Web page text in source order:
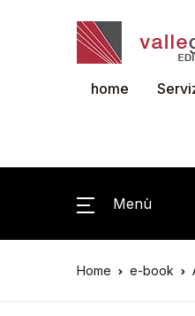
home
Menù
Home e-book